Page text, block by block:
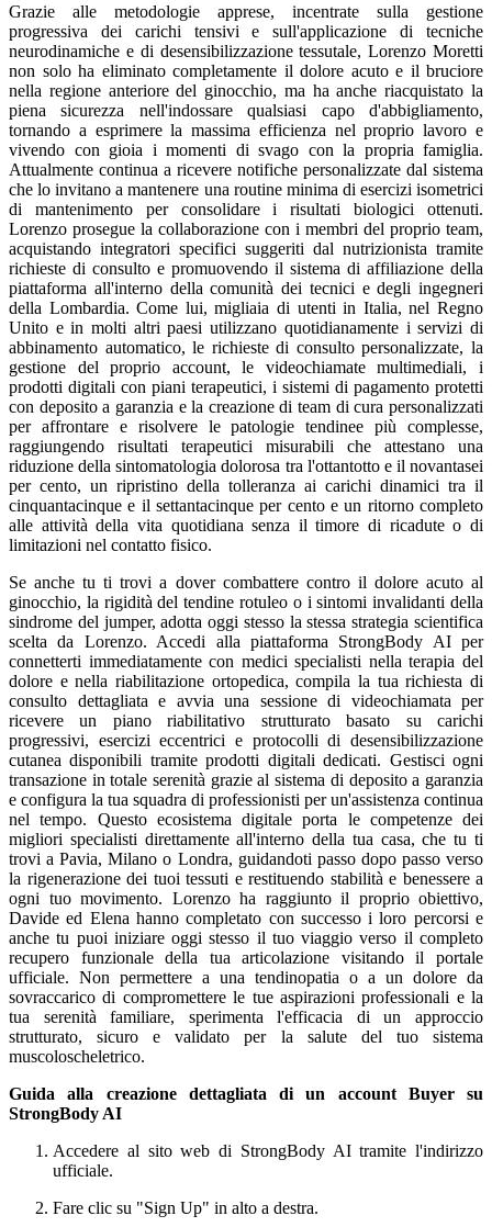
Grazie alle metodologie apprese, incentrate sulla gestione
progressiva dei carichi tensivi e sull'applicazione di tecniche
neurodinamiche e di desensibilizzazione tessutale, Lorenzo Moretti
non solo ha eliminato completamente il dolore acuto e il bruciore
nella regione anteriore del ginocchio, ma ha anche riacquistato la
piena sicurezza nell'indossare qualsiasi capo d'abbigliamento,
tornando a esprimere la massima efficienza nel proprio lavoro e
vivendo con gioia i momenti di svago con la propria famiglia.
Attualmente continua a ricevere notifiche personalizzate dal sistema
che lo invitano a mantenere una routine minima di esercizi isometrici
di mantenimento per consolidare i risultati biologici ottenuti.
Lorenzo prosegue la collaborazione con i membri del proprio team,
acquistando integratori specifici suggeriti dal nutrizionista tramite
richieste di consulto e promuovendo il sistema di affiliazione della
piattaforma all'interno della comunità dei tecnici e degli ingegneri
della Lombardia. Come lui, migliaia di utenti in Italia, nel Regno
Unito e in molti altri paesi utilizzano quotidianamente i servizi di
abbinamento automatico, le richieste di consulto personalizzate, la
gestione del proprio account, le videochiamate multimediali, i
prodotti digitali con piani terapeutici, i sistemi di pagamento protetti
con deposito a garanzia e la creazione di team di cura personalizzati
per affrontare e risolvere le patologie tendinee più complesse,
raggiungendo risultati terapeutici misurabili che attestano una
riduzione della sintomatologia dolorosa tra l'ottantotto e il novantasei
per cento, un ripristino della tolleranza ai carichi dinamici tra il
cinquantacinque e il settantacinque per cento e un ritorno completo
alle attività della vita quotidiana senza il timore di ricadute o di
limitazioni nel contatto fisico.
Se anche tu ti trovi a dover combattere contro il dolore acuto al
ginocchio, la rigidità del tendine rotuleo o i sintomi invalidanti della
sindrome del jumper, adotta oggi stesso la stessa strategia scientifica
scelta da Lorenzo. Accedi alla piattaforma StrongBody AI per
connetterti immediatamente con medici specialisti nella terapia del
dolore e nella riabilitazione ortopedica, compila la tua richiesta di
consulto dettagliata e avvia una sessione di videochiamata per
ricevere un piano riabilitativo strutturato basato su carichi
progressivi, esercizi eccentrici e protocolli di desensibilizzazione
cutanea disponibili tramite prodotti digitali dedicati. Gestisci ogni
transazione in totale serenità grazie al sistema di deposito a garanzia
e configura la tua squadra di professionisti per un'assistenza continua
nel tempo. Questo ecosistema digitale porta le competenze dei
migliori specialisti direttamente all'interno della tua casa, che tu ti
trovi a Pavia, Milano o Londra, guidandoti passo dopo passo verso
la rigenerazione dei tuoi tessuti e restituendo stabilità e benessere a
ogni tuo movimento. Lorenzo ha raggiunto il proprio obiettivo,
Davide ed Elena hanno completato con successo i loro percorsi e
anche tu puoi iniziare oggi stesso il tuo viaggio verso il completo
recupero funzionale della tua articolazione visitando il portale
ufficiale. Non permettere a una tendinopatia o a un dolore da
sovraccarico di compromettere le tue aspirazioni professionali e la
tua serenità familiare, sperimenta l'efficacia di un approccio
strutturato, sicuro e validato per la salute del tuo sistema
muscoloscheletrico.
Guida alla creazione dettagliata di un account Buyer su
StrongBody AI
Accedere al sito web di StrongBody AI tramite l'indirizzo
ufficiale.
Fare clic su "Sign Up" in alto a destra.